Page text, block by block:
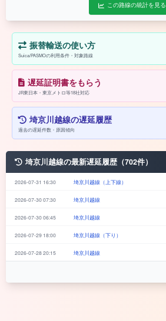
この路線の統計を見る
振替輸送の使い方
Suica/PASMOの利用条件・対象路線
遅延証明書をもらう
JR東日本・東京メトロ等18社対応
埼京川越線の遅延履歴
過去の遅延件数・原因傾向
埼京川越線の最新遅延履歴（702件）
2026-07-31 16:30 埼京川越線（上下線）
2026-07-30 07:30 埼京川越線
2026-07-30 06:45 埼京川越線
2026-07-29 18:00 埼京川越線（下り）
2026-07-28 20:15 埼京川越線